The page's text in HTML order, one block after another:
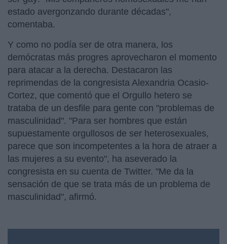
estado avergonzando durante décadas",
comentaba.
Y como no podía ser de otra manera, los
demócratas más progres aprovecharon el momento
para atacar a la derecha. Destacaron las
reprimendas de la congresista Alexandria Ocasio-
Cortez, que comentó que el Orgullo hetero se
trataba de un desfile para gente con "problemas de
masculinidad". "Para ser hombres que están
supuestamente orgullosos de ser heterosexuales,
parece que son incompetentes a la hora de atraer a
las mujeres a su evento", ha aseverado la
congresista en su cuenta de Twitter. "Me da la
sensación de que se trata más de un problema de
masculinidad", afirmó.